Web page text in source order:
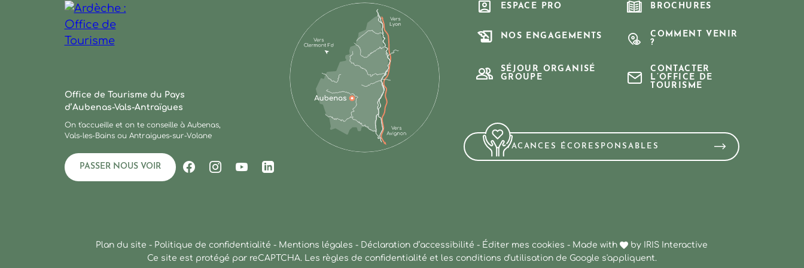
Office de Tourisme du Pays
d’Aubenas-Vals-Antraïgues
On t'accueille et on te conseille à Aubenas,
Vals-les-Bains ou Antraigues-sur-Volane
PASSER NOUS VOIR
Suivez-nous sur Facebook
Suivez-nous sur Instagram
Suivez-nous sur Youtube
Suivez-nous sur Linkedin
ESPACE PRO BROCHURES
NOS ENGAGEMENTS
COMMENT VENIR
?
SÉJOUR ORGANISÉ
GROUPE
CONTACTER
L’OFFICE DE
TOURISME
VACANCES ÉCORESPONSABLES
Plan du site - Politique de confidentialité - Mentions légales - Déclaration d’accessibilité - Éditer mes cookies - Made with by
IRIS Interactive
Ce site est protégé par reCAPTCHA. Les règles de confidentialité et les conditions d'utilisationde Google s'appliquent.